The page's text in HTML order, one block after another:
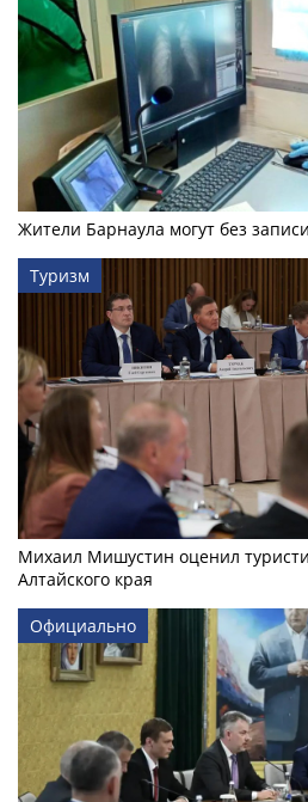
Жители Барнаула могут без
Туризм
Михаил Мишустин оценил
Алтайского края
Официально